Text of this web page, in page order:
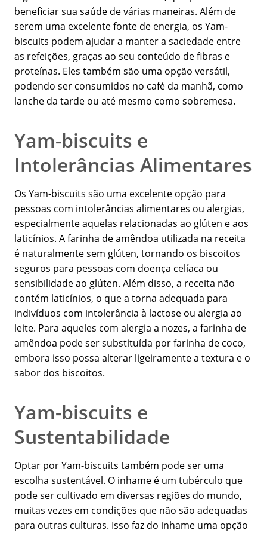
beneficiar sua saúde de várias maneiras. Além de
serem uma excelente fonte de energia, os Yam-
biscuits podem ajudar a manter a saciedade entre
as refeições, graças ao seu conteúdo de fibras e
proteínas. Eles também são uma opção versátil,
podendo ser consumidos no café da manhã, como
lanche da tarde ou até mesmo como sobremesa.
Yam-biscuits e
Intolerâncias Alimentares
Os Yam-biscuits são uma excelente opção para
pessoas com intolerâncias alimentares ou alergias,
especialmente aquelas relacionadas ao glúten e aos
laticínios. A farinha de amêndoa utilizada na receita
é naturalmente sem glúten, tornando os biscoitos
seguros para pessoas com doença celíaca ou
sensibilidade ao glúten. Além disso, a receita não
contém laticínios, o que a torna adequada para
indivíduos com intolerância à lactose ou alergia ao
leite. Para aqueles com alergia a nozes, a farinha de
amêndoa pode ser substituída por farinha de coco,
embora isso possa alterar ligeiramente a textura e o
sabor dos biscoitos.
Yam-biscuits e
Sustentabilidade
Optar por Yam-biscuits também pode ser uma
escolha sustentável. O inhame é um tubérculo que
pode ser cultivado em diversas regiões do mundo,
muitas vezes em condições que não são adequadas
para outras culturas. Isso faz do inhame uma opção